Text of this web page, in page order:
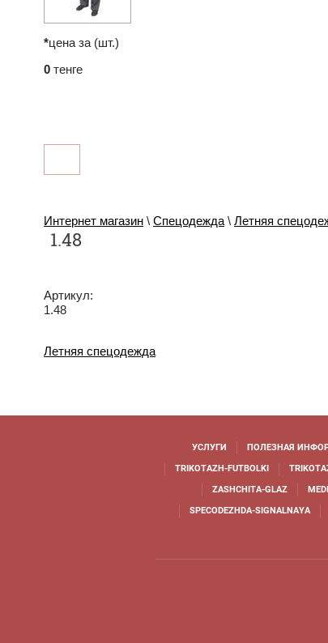
*цена за (шт.)
0 тенге
Интернет магазин \ Спецодежда \ Летняя
1.48
Артикул:
1.48
Летняя спецодежда
УСЛУГИ ПОЛЕЗНАЯ
TRIKOTAZH-FUTBOLKI
ZASHCHITA-GLAZ
SPECODEZHDA-SIGNALNAYA